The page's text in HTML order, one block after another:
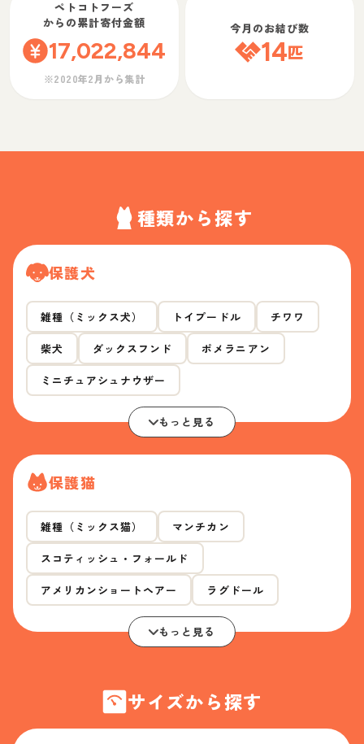
ペトコトフーズ
からの累計寄付金額
17,022,844
※2020年2月から集計
今月のお結び数
14匹
種類から探す
保護犬
雑種（ミックス犬） トイプードル チワワ
柴犬 ダックスフンド ポメラニアン
ミニチュアシュナウザー
もっと見る
保護猫
雑種（ミックス猫） マンチカン
スコティッシュ・フォールド
アメリカンショートヘアー ラグドール
もっと見る
サイズから探す